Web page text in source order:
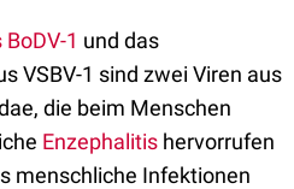
1 und das
VSBV-1 sind zwei Viren aus
die beim Menschen
Enzephalitis hervorrufen
menschliche Infektionen